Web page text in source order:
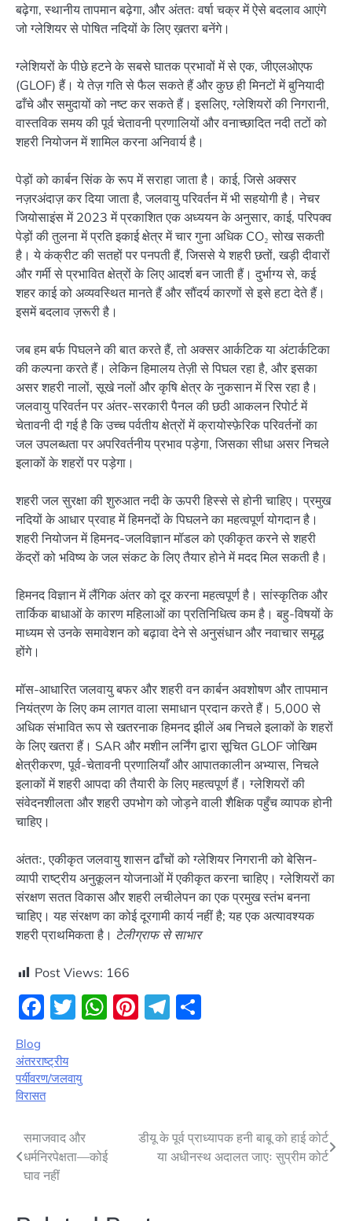
बढ़ेगा, स्थानीय तापमान बढ़ेगा, और अंततः वर्षा चक्र में ऐसे बदलाव आएंगे
जो ग्लेशियर से पोषित नदियों के लिए ख़तरा बनेंगे।
ग्लेशियरों के पीछे हटने के सबसे घातक प्रभावों में से एक, जीएलओएफ
(GLOF) हैं। ये तेज़ गति से फैल सकते हैं और कुछ ही मिनटों में बुनियादी
ढाँचे और समुदायों को नष्ट कर सकते हैं। इसलिए, ग्लेशियरों की निगरानी,
वास्तविक समय की पूर्व चेतावनी प्रणालियों और वनाच्छादित नदी तटों को
शहरी नियोजन में शामिल करना अनिवार्य है।
पेड़ों को कार्बन सिंक के रूप में सराहा जाता है। काई, जिसे अक्सर
नज़रअंदाज़ कर दिया जाता है, जलवायु परिवर्तन में भी सहयोगी है। नेचर
जियोसाइंस में 2023 में प्रकाशित एक अध्ययन के अनुसार, काई, परिपक्व
पेड़ों की तुलना में प्रति इकाई क्षेत्र में चार गुना अधिक CO₂ सोख सकती
है। ये कंक्रीट की सतहों पर पनपती हैं, जिससे ये शहरी छतों, खड़ी दीवारों
और गर्मी से प्रभावित क्षेत्रों के लिए आदर्श बन जाती हैं। दुर्भाग्य से, कई
शहर काई को अव्यवस्थित मानते हैं और सौंदर्य कारणों से इसे हटा देते हैं।
इसमें बदलाव ज़रूरी है।
जब हम बर्फ पिघलने की बात करते हैं, तो अक्सर आर्कटिक या अंटार्कटिका
की कल्पना करते हैं। लेकिन हिमालय तेज़ी से पिघल रहा है, और इसका
असर शहरी नालों, सूखे नलों और कृषि क्षेत्र के नुकसान में रिस रहा है।
जलवायु परिवर्तन पर अंतर-सरकारी पैनल की छठी आकलन रिपोर्ट में
चेतावनी दी गई है कि उच्च पर्वतीय क्षेत्रों में क्रायोस्फ़ेरिक परिवर्तनों का
जल उपलब्धता पर अपरिवर्तनीय प्रभाव पड़ेगा, जिसका सीधा असर निचले
इलाकों के शहरों पर पड़ेगा।
शहरी जल सुरक्षा की शुरुआत नदी के ऊपरी हिस्से से होनी चाहिए। प्रमुख
नदियों के आधार प्रवाह में हिमनदों के पिघलने का महत्वपूर्ण योगदान है।
शहरी नियोजन में हिमनद-जलविज्ञान मॉडल को एकीकृत करने से शहरी
केंद्रों को भविष्य के जल संकट के लिए तैयार होने में मदद मिल सकती है।
हिमनद विज्ञान में लैंगिक अंतर को दूर करना महत्वपूर्ण है। सांस्कृतिक और
तार्किक बाधाओं के कारण महिलाओं का प्रतिनिधित्व कम है। बहु-विषयों के
माध्यम से उनके समावेशन को बढ़ावा देने से अनुसंधान और नवाचार समृद्ध
होंगे।
मॉस-आधारित जलवायु बफर और शहरी वन कार्बन अवशोषण और तापमान
नियंत्रण के लिए कम लागत वाला समाधान प्रदान करते हैं। 5,000 से
अधिक संभावित रूप से खतरनाक हिमनद झीलें अब निचले इलाकों के शहरों
के लिए खतरा हैं। SAR और मशीन लर्निंग द्वारा सूचित GLOF जोखिम
क्षेत्रीकरण, पूर्व-चेतावनी प्रणालियाँ और आपातकालीन अभ्यास, निचले
इलाकों में शहरी आपदा की तैयारी के लिए महत्वपूर्ण हैं। ग्लेशियरों की
संवेदनशीलता और शहरी उपभोग को जोड़ने वाली शैक्षिक पहुँच व्यापक होनी
चाहिए।
अंततः, एकीकृत जलवायु शासन ढाँचों को ग्लेशियर निगरानी को बेसिन-
व्यापी राष्ट्रीय अनुकूलन योजनाओं में एकीकृत करना चाहिए। ग्लेशियरों का
संरक्षण सतत विकास और शहरी लचीलेपन का एक प्रमुख स्तंभ बनना
चाहिए। यह संरक्षण का कोई दूरगामी कार्य नहीं है; यह एक अत्यावश्यक
शहरी प्राथमिकता है। टेलीग्राफ से साभार
Post Views: 166
Facebook
Twitter
WhatsApp
Pinterest
Telegram
Blog
अंतरराष्ट्रीय
पर्यीवरण/जलवायु
विरासत
Post
navigation
समाजवाद और
धर्मनिरपेक्षता—कोई
घाव नहीं
डीयू के पूर्व प्राध्यापक हनी बाबू को हाई कोर्ट
या अधीनस्थ अदालत जाएः सुप्रीम कोर्ट